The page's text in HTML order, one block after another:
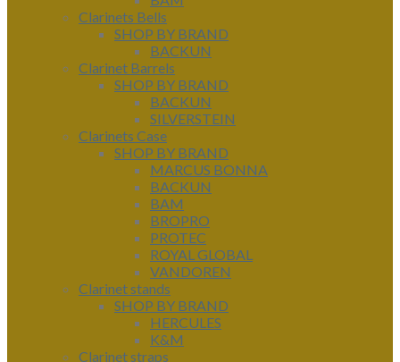
Clarinets Bells
SHOP BY BRAND
BACKUN
Clarinet Barrels
SHOP BY BRAND
BACKUN
SILVERSTEIN
Clarinets Case
SHOP BY BRAND
MARCUS BONNA
BACKUN
BAM
BROPRO
PROTEC
ROYAL GLOBAL
VANDOREN
Clarinet stands
SHOP BY BRAND
HERCULES
K&M
Clarinet straps